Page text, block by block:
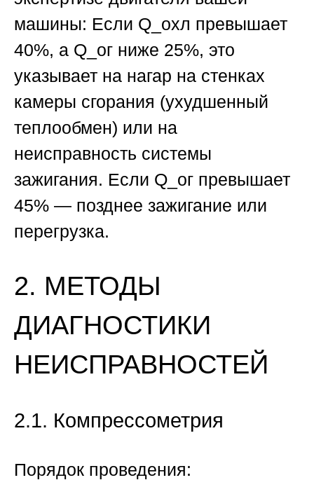
машины: Если Q_охл превышает
40%, а Q_ог ниже 25%, это
указывает на нагар на стенках
камеры сгорания (ухудшенный
теплообмен) или на
неисправность системы
зажигания. Если Q_ог превышает
45% — позднее зажигание или
перегрузка.
2. МЕТОДЫ
ДИАГНОСТИКИ
НЕИСПРАВНОСТЕЙ
2.1. Компрессометрия
Порядок проведения: